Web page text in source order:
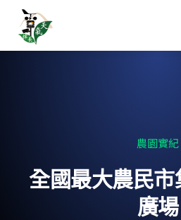
農園實紀
全國最大農民
廣場